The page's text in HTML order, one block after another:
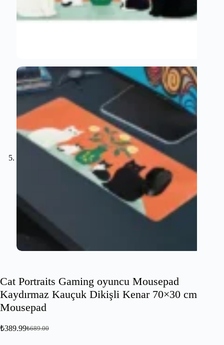
Cat Portraits Gaming oyuncu Mousepad
Kaydırmaz Kauçuk Dikişli Kenar 70×30 cm
Mousepad
₺689.00
₺389.99